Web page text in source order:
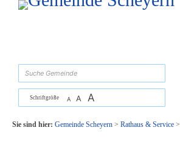
Zum Inhalt, zur Navigationoder zur Startseite springen.
Schriftgröße A A A
Sie sind hier: Gemeinde Scheyern> Rathaus & Service>